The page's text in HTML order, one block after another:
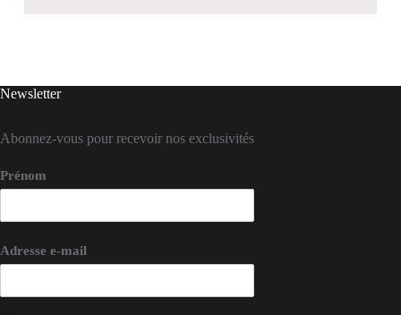
Newsletter
Abonnez-vous pour recevoir nos exclusivités
Prénom
Adresse e-mail